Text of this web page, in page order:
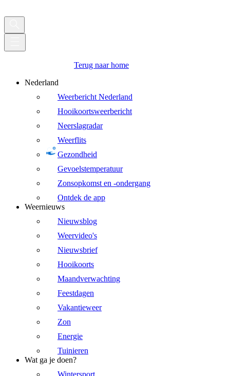
Terug naar home
Nederland
Weerbericht Nederland
Hooikoortsweerbericht
Neerslagradar
Weerflits
Gezondheid
Gevoelstemperatuur
Zonsopkomst en -ondergang
Ontdek de app
Weernieuws
Nieuwsblog
Weervideo's
Nieuwsbrief
Hooikoorts
Maandverwachting
Feestdagen
Vakantieweer
Zon
Energie
Tuinieren
Wat ga je doen?
Wintersport